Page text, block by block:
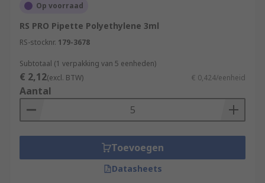
Op voorraad
RS PRO Pipette Polyethylene 3ml
RS-stocknr. 179-3678
Subtotaal (1 verpakking van 5 eenheden)
€ 2,12(excl. BTW) € 0,424/eenheid
Aantal
Toevoegen
Datasheets